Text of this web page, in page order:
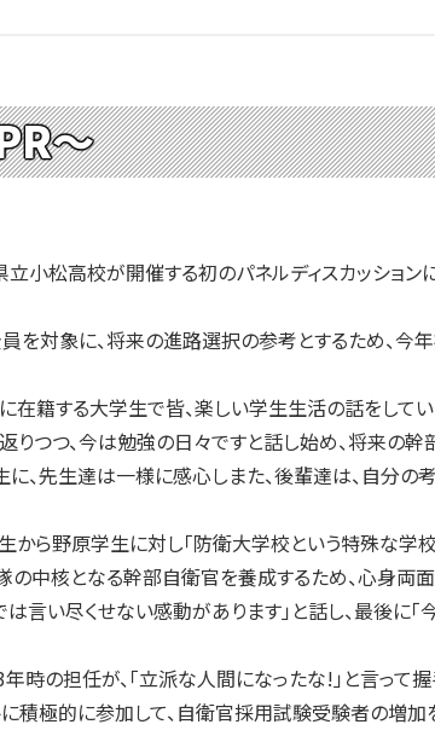
～
小松高校が開催する初のパネルディスカッショ
を対象に、将来の進路選択の参考とするため、
籍する大学生で皆、楽しい学生生活の話をしてい
りつつ、今は勉強の日々ですと話し始め、将来の
、先生達は一様に感心しまた、後輩達は、自分
から野原学生に対し「防衛大学校という特殊な学
の中核となる幹部自衛官を養成するため、心身両
い尽くせない感動があります」と話し、最後に
時の担任が、「立派な人間になったな!」と言って
積極的に参加して、自衛官採用試験受験者の増加